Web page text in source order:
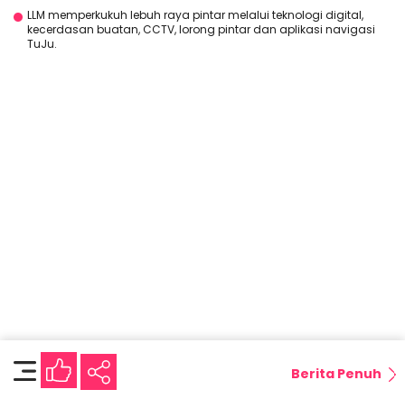
LLM memperkukuh lebuh raya pintar melalui teknologi digital,
kecerdasan buatan, CCTV, lorong pintar dan aplikasi navigasi
TuJu.
Berita Penuh